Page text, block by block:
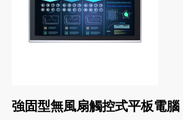
強固型無風扇觸控式平板電腦